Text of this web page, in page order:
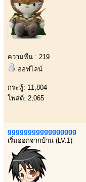
ความหื่น : 219
ออฟไลน์
กระทู้: 11,804
โพสต์: 2,065
ggggggggggggggggg
เริ่มออกจากบ้าน (LV.1)